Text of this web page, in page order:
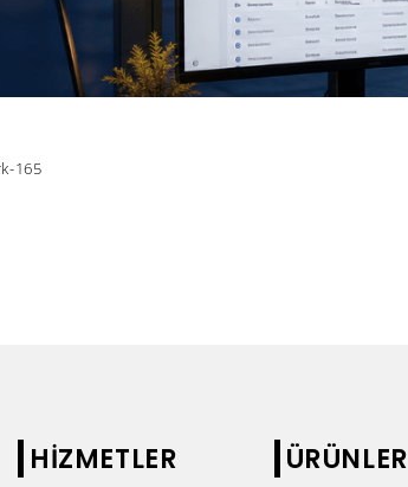
165
HİZMETLER ÜRÜNLER